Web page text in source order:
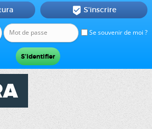
Se souvenir de moi ?
 S'inscrire